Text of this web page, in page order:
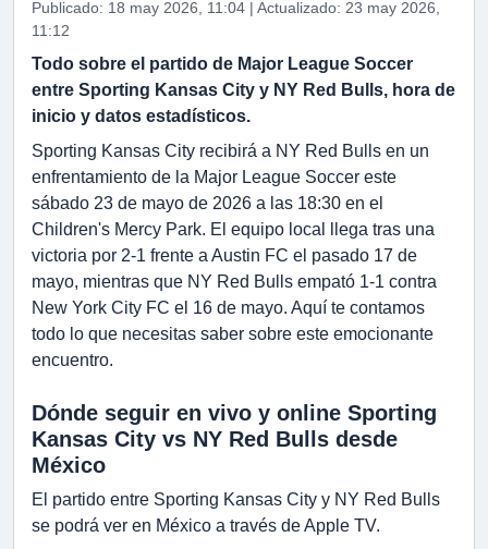
Publicado: 18 may 2026, 11:04 | Actualizado: 23 may 2026,
11:12
Todo sobre el partido de Major League Soccer
entre Sporting Kansas City y NY Red Bulls, hora de
inicio y datos estadísticos.
Sporting Kansas City recibirá a NY Red Bulls en un
enfrentamiento de la Major League Soccer este
sábado 23 de mayo de 2026 a las 18:30 en el
Children's Mercy Park. El equipo local llega tras una
victoria por 2-1 frente a Austin FC el pasado 17 de
mayo, mientras que NY Red Bulls empató 1-1 contra
New York City FC el 16 de mayo. Aquí te contamos
todo lo que necesitas saber sobre este emocionante
encuentro.
Dónde seguir en vivo y online Sporting
Kansas City vs NY Red Bulls desde
México
El partido entre Sporting Kansas City y NY Red Bulls
se podrá ver en México a través de Apple TV.